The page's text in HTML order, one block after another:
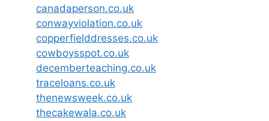
canadaperson.co.uk
conwayviolation.co.uk
copperfielddresses.co.uk
cowboysspot.co.uk
decemberteaching.co.uk
traceloans.co.uk
thenewsweek.co.uk
thecakewala.co.uk